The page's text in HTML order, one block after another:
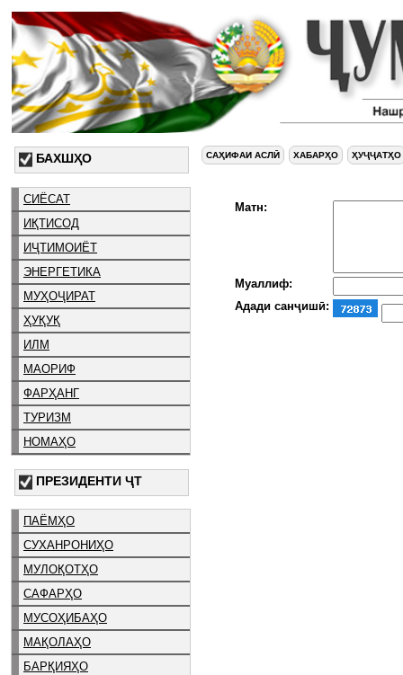
БАХШҲО
СИЁСАТ
ИҚТИСОД
ИҶТИМОИЁТ
ЭНЕРГЕТИКА
МУҲОҶИРАТ
ҲУҚУҚ
ИЛМ
МАОРИФ
ФАРҲАНГ
ТУРИЗМ
НОМАҲО
ПРЕЗИДЕНТИ ҶТ
ПАЁМҲО
СУХАНРОНИҲО
МУЛОҚОТҲО
САФАРҲО
МУСОҲИБАҲО
МАҚОЛАҲО
БАРҚИЯҲО
САҲИФАИ АСЛӢ ХАБАРҲО ҲУҶҶАТҲО
Матн:
Муаллиф:
Адади санҷишӣ: